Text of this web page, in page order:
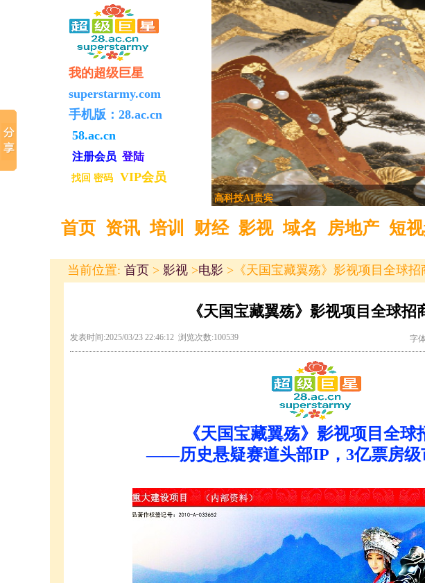
首页 资讯 培训 财经 影视 域名 房地产 短
亚洲国际信息启用新域名
我的超级巨星
superstarmy.com
手机版： 28.ac.cn
58.ac.cn
注册会员 登陆
找回 密码 VIP会员
当前位置: 首页 > 影视 >电影 >《天国宝藏翼殇》影视项目全球招
《天国宝藏翼殇》影视项目全球招
发表时间:2025/03/23 22:46:12 浏览次数:100539 字
《天国宝藏翼殇》影视项目全球
——历史悬疑赛道头部IP，3亿票房级